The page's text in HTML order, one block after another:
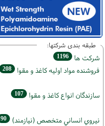
طبقه بندی شرکتها:
شركت ها 1196
فروشنده مواد اوليه كاغذ و مقوا 208
سازندگان انواع کاغذ و مقوا 107
نيروي انساني متخصص (نیازمند) 90